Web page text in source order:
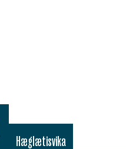
Hæglætisvika